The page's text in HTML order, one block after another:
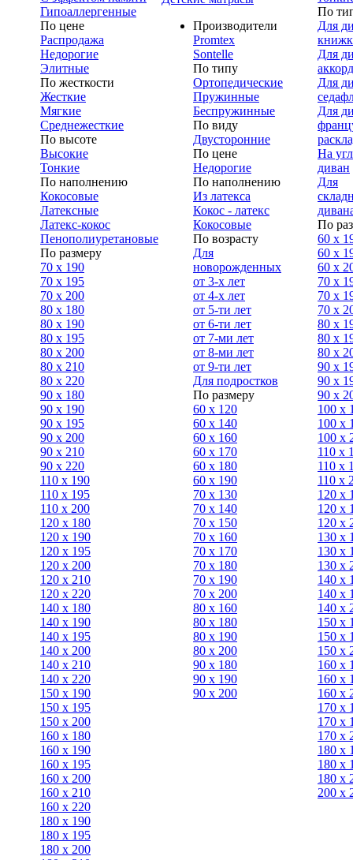
Гипоаллергенные
По цене
Распродажа
Недорогие
Элитные
По жесткости
Жесткие
Мягкие
Среднежесткие
По высоте
Высокие
Тонкие
По наполнению
Кокосовые
Латексные
Латекс-кокос
Пенополиуретановые
По размеру
70 х 190
70 х 195
70 х 200
80 х 180
80 х 190
80 х 195
80 х 200
80 x 210
80 x 220
90 x 180
90 х 190
90 х 195
90 х 200
90 x 210
90 x 220
110 x 190
110 x 195
110 x 200
120 x 180
120 х 190
120 х 195
120 х 200
120 x 210
120 x 220
140 x 180
140 х 190
140 х 195
140 х 200
140 x 210
140 x 220
150 х 190
150 х 195
150 х 200
160 x 180
160 х 190
160 х 195
160 х 200
160 x 210
160 x 220
180 х 190
180 х 195
180 х 200
Производители
Promtex
Sontelle
По типу
Ортопедические
Пружинные
Беспружинные
По виду
Двусторонние
По цене
Недорогие
По наполнению
Из латекса
Кокос - латекс
Кокосовые
По возрасту
Для
новорожденных
от 3-х лет
от 4-х лет
от 5-ти лет
от 6-ти лет
от 7-ми лет
от 8-ми лет
от 9-ти лет
Для подростков
По размеру
60 х 120
60 х 140
60 х 160
60 х 170
60 х 180
60 х 190
70 х 130
70 х 140
70 х 150
70 х 160
70 х 170
70 х 180
70 х 190
70 х 200
80 х 160
80 х 180
80 x 190
80 x 200
90 х 180
90 x 190
90 x 200
По
Для
Для
Для
Для
На
диван
Для
По
60 х
60 х
60 х
70 x
70 х
70 x
80 x
80 x
80 x
90 x
90 x
90 x
100 x
100 х
100 x
110 x
110 х
110 х
120 х
120 х
120 х
130 х
130 х
130 х
140 х
140 х
140 х
150 х
150 х
150 х
160 х
160 х
160 х
170 х
170 х
170 х
180 х
180 х
180 х
200 x